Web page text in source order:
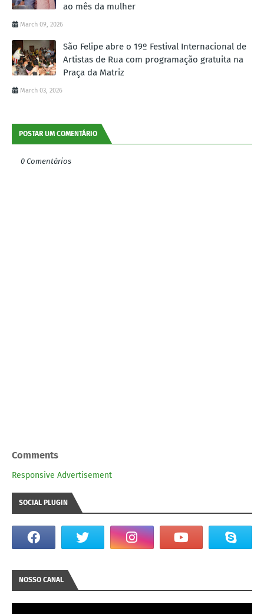
ao mês da mulher
March 09, 2026
São Felipe abre o 19º Festival Internacional de
Artistas de Rua com programação gratuita na
Praça da Matriz
March 03, 2026
POSTAR UM COMENTÁRIO
0 Comentários
Comments
Responsive Advertisement
SOCIAL PLUGIN
NOSSO CANAL